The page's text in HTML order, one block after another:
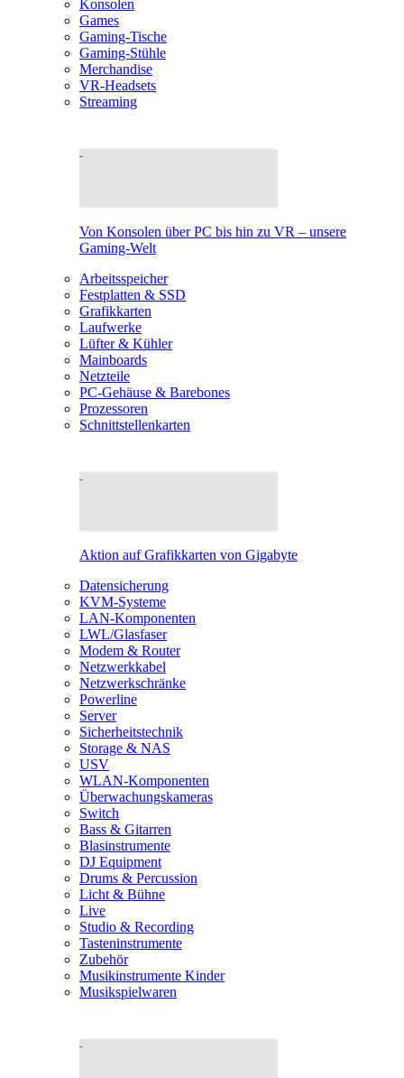
Konsolen
Games
Gaming-Tische
Gaming-Stühle
Merchandise
VR-Headsets
Streaming
Von Konsolen über PC bis hin zu VR – unsere
Gaming-Welt
Arbeitsspeicher
Festplatten & SSD
Grafikkarten
Laufwerke
Lüfter & Kühler
Mainboards
Netzteile
PC-Gehäuse & Barebones
Prozessoren
Schnittstellenkarten
Aktion auf Grafikkarten von Gigabyte
Datensicherung
KVM-Systeme
LAN-Komponenten
LWL/Glasfaser
Modem & Router
Netzwerkkabel
Netzwerkschränke
Powerline
Server
Sicherheitstechnik
Storage & NAS
USV
WLAN-Komponenten
Überwachungskameras
Switch
Bass & Gitarren
Blasinstrumente
DJ Equipment
Drums & Percussion
Licht & Bühne
Live
Studio & Recording
Tasteninstrumente
Zubehör
Musikinstrumente Kinder
Musikspielwaren